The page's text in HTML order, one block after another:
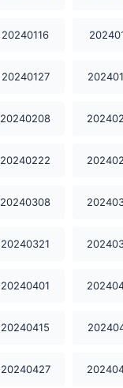
20240116
20240127
20240208
20240222
20240308
20240321
20240401
20240415
20240427